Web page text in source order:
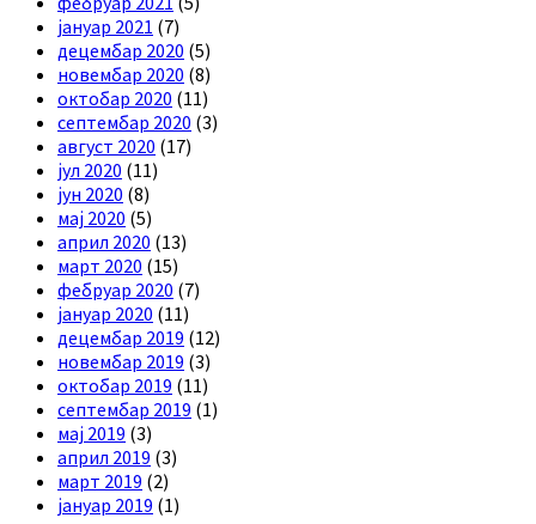
јануар 2021 (7)
децембар 2020 (5)
новембар 2020 (8)
октобар 2020 (11)
септембар 2020 (3)
август 2020 (17)
јул 2020 (11)
јун 2020 (8)
мај 2020 (5)
април 2020 (13)
март 2020 (15)
фебруар 2020 (7)
јануар 2020 (11)
децембар 2019 (12)
новембар 2019 (3)
октобар 2019 (11)
септембар 2019 (1)
мај 2019 (3)
април 2019 (3)
март 2019 (2)
јануар 2019 (1)